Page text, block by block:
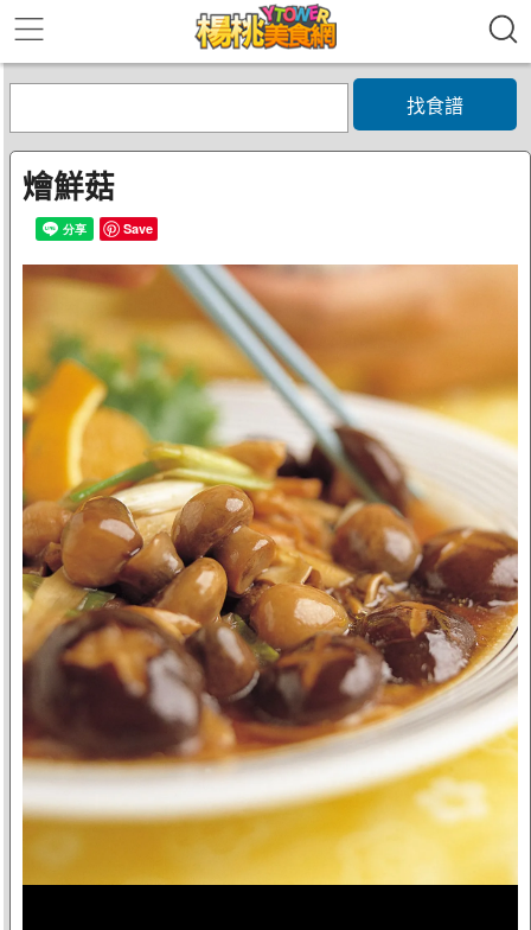
找食譜
燴鮮菇
Save